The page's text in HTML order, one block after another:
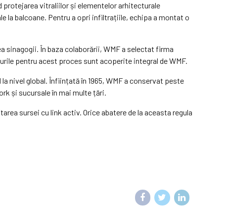
protejarea vitraliilor și elementelor arhitecturale
la balcoane. Pentru a opri infiltrațiile, echipa a montat o
sinagogii. În baza colaborării, WMF a selectat firma
pentru acest proces sunt acoperite integral de WMF.
nivel global. Înființată în 1965, WMF a conservat peste
și sucursale în mai multe țări.
sursei cu link activ. Orice abatere de la aceasta regula